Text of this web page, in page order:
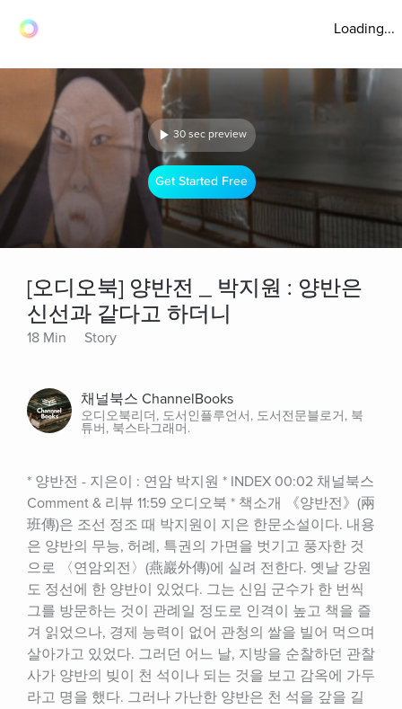
Loading...
30 sec preview
Get Started Free
[오디오북] 양반전 _ 박지원 : 양반은
신선과 같다고 하더니
18 Min Story
채널북스 ChannelBooks
오디오북리더, 도서인플루언서, 도서전문블로거, 북
튜버, 북스타그래머.
* 양반전 - 지은이 : 연암 박지원 * INDEX 00:02​​​​ 채널북스
Comment & 리뷰 11:59 오디오북 * 책소개 《양반전》(兩
班傳)은 조선 정조 때 박지원이 지은 한문소설이다. 내용
은 양반의 무능, 허례, 특권의 가면을 벗기고 풍자한 것
으로 〈연암외전〉(燕巖外傳)에 실려 전한다. 옛날 강원
도 정선에 한 양반이 있었다. 그는 신임 군수가 한 번씩
그를 방문하는 것이 관례일 정도로 인격이 높고 책을 즐
겨 읽었으나, 경제 능력이 없어 관청의 쌀을 빌어 먹으며
살아가고 있었다. 그러던 어느 날, 지방을 순찰하던 관찰
사가 양반의 빚이 천 석이나 되는 것을 보고 감옥에 가두
라고 명을 했다. 그러나 가난한 양반은 천 석을 갚을 길